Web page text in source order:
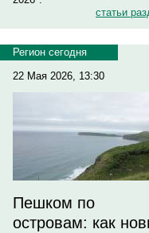
статьи
Регион сегодня
22 Мая 2026, 13:30
Пешком по
островам: как